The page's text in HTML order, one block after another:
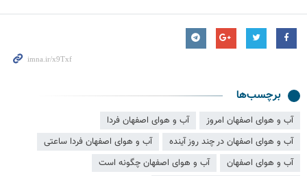
برچسب‌ها
آب و هوای اصفهان امروز
آب و هوای اصفهان فردا
آب و هوای اصفهان در چند روز آینده
آب و هوای اصفهان فردا ساعتی
آب و هوای اصفهان
آب و هوای اصفهان چگونه است